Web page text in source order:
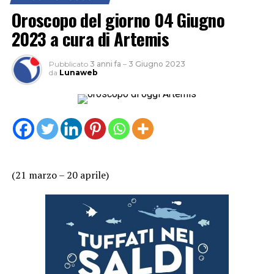
Oroscopo del giorno 04 Giugno
2023 a cura di Artemis
Pubblicato 3 anni fa – 3 Giugno 2023
da Lunaweb
(21 marzo – 20 aprile)